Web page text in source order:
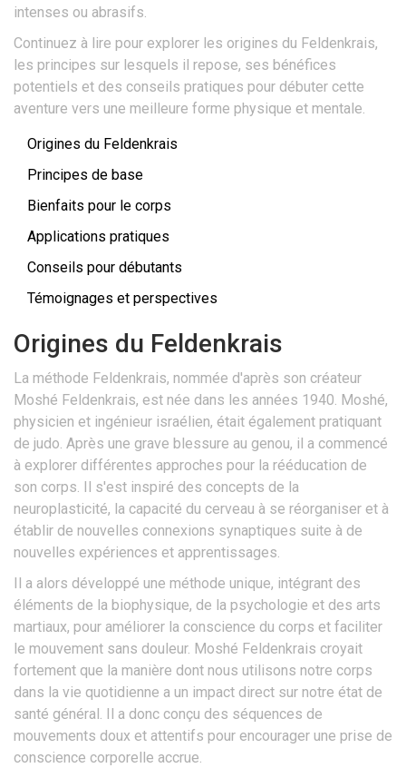
intenses ou abrasifs.
Continuez à lire pour explorer les origines du Feldenkrais,
les principes sur lesquels il repose, ses bénéfices
potentiels et des conseils pratiques pour débuter cette
aventure vers une meilleure forme physique et mentale.
Origines du Feldenkrais
Principes de base
Bienfaits pour le corps
Applications pratiques
Conseils pour débutants
Témoignages et perspectives
Origines du Feldenkrais
La méthode Feldenkrais, nommée d'après son créateur
Moshé Feldenkrais, est née dans les années 1940. Moshé,
physicien et ingénieur israélien, était également pratiquant
de judo. Après une grave blessure au genou, il a commencé
à explorer différentes approches pour la rééducation de
son corps. Il s'est inspiré des concepts de la
neuroplasticité, la capacité du cerveau à se réorganiser et à
établir de nouvelles connexions synaptiques suite à de
nouvelles expériences et apprentissages.
Il a alors développé une méthode unique, intégrant des
éléments de la biophysique, de la psychologie et des arts
martiaux, pour améliorer la conscience du corps et faciliter
le mouvement sans douleur. Moshé Feldenkrais croyait
fortement que la manière dont nous utilisons notre corps
dans la vie quotidienne a un impact direct sur notre état de
santé général. Il a donc conçu des séquences de
mouvements doux et attentifs pour encourager une prise de
conscience corporelle accrue.